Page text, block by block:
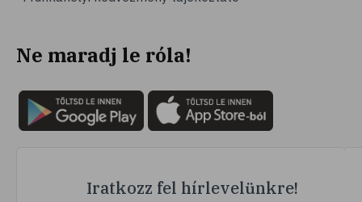
Ne maradj le róla!
Iratkozz fel hírlevelünkre!